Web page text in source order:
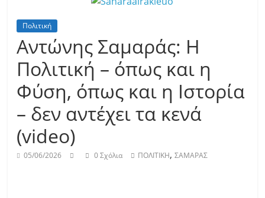
Πολιτική
Αντώνης Σαμαράς: Η
Πολιτική – όπως και η
Φύση, όπως και η Ιστορία
– δεν αντέχει τα κενά
(video)
05/06/2026 0 Σχόλια ΠΟΛΙΤΙΚΗ,ΣΑΜΑΡΑΣ